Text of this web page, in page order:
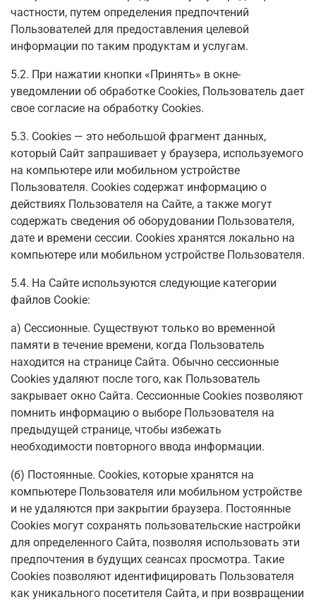
частности, путем определения предпочтений
Пользователей для предоставления целевой
информации по таким продуктам и услугам.
5.2. При нажатии кнопки «Принять» в окне-
уведомлении об обработке Cookies, Пользователь дает
свое согласие на обработку Сookies.
5.3. Сookies — это небольшой фрагмент данных,
который Сайт запрашивает у браузера, используемого
на компьютере или мобильном устройстве
Пользователя. Cookies содержат информацию о
действиях Пользователя на Сайте, а также могут
содержать сведения об оборудовании Пользователя,
дате и времени сессии. Сookies хранятся локально на
компьютере или мобильном устройстве Пользователя.
5.4. На Сайте используются следующие категории
файлов Cookie:
а) Сессионные. Существуют только во временной
памяти в течение времени, когда Пользователь
находится на странице Сайта. Обычно сессионные
Cookies удаляют после того, как Пользователь
закрывает окно Сайта. Сессионные Cookies позволяют
помнить информацию о выборе Пользователя на
предыдущей странице, чтобы избежать
необходимости повторного ввода информации.
(б) Постоянные. Сookies, которые хранятся на
компьютере Пользователя или мобильном устройстве
и не удаляются при закрытии браузера. Постоянные
Сookies могут сохранять пользовательские настройки
для определенного Сайта, позволяя использовать эти
предпочтения в будущих сеансах просмотра. Такие
Cookies позволяют идентифицировать Пользователя
как уникального посетителя Сайта, и при возвращении